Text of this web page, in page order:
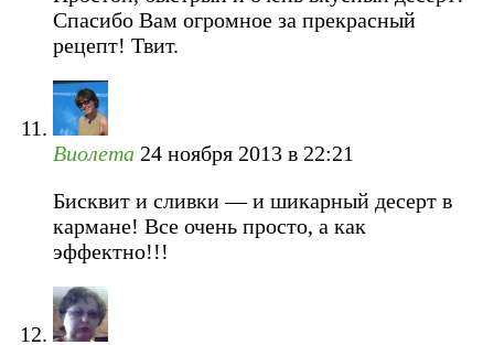
Спасибо Вам огромное за прекрасный
рецепт! Твит.
Виолета 24 ноября 2013 в 22:21
Бисквит и сливки — и шикарный десерт в
кармане! Все очень просто, а как
эффектно!!!